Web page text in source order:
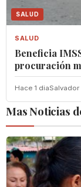
SALUD
SALUD
Beneficia
procuración
Hace 1 dia
Mas Noticias